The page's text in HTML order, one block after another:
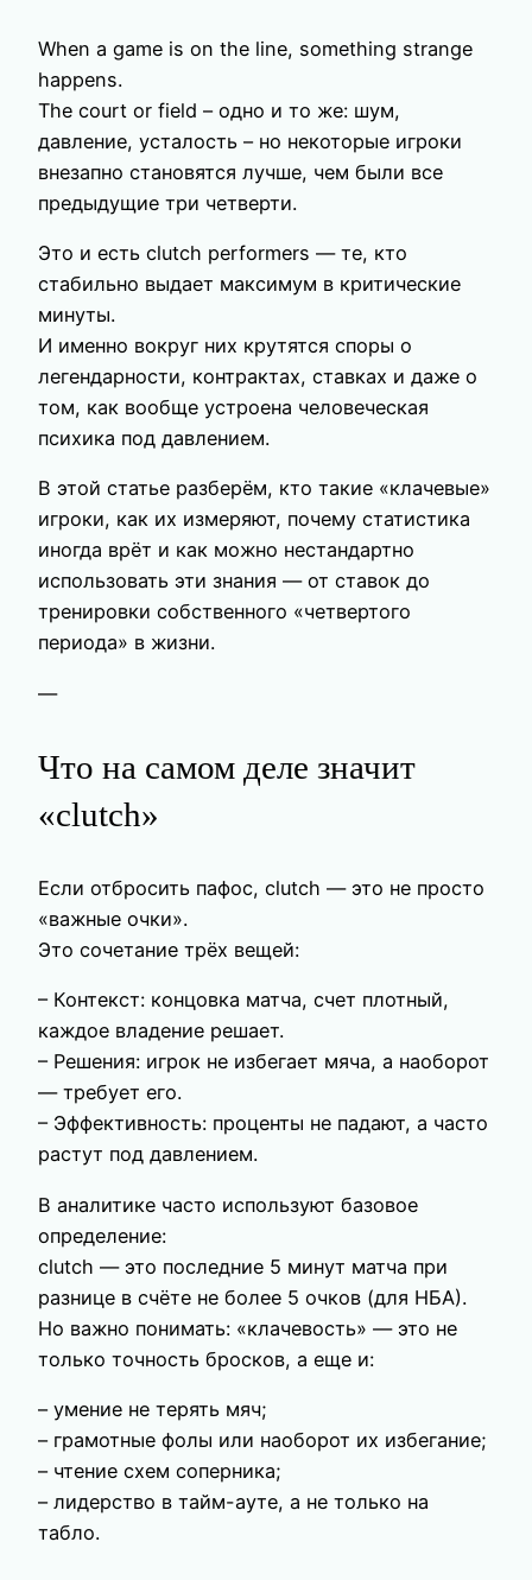
When a game is on the line, something strange
happens.
The court or field – одно и то же: шум,
давление, усталость – но некоторые игроки
внезапно становятся лучше, чем были все
предыдущие три четверти.
Это и есть clutch performers — те, кто
стабильно выдает максимум в критические
минуты.
И именно вокруг них крутятся споры о
легендарности, контрактах, ставках и даже о
том, как вообще устроена человеческая
психика под давлением.
В этой статье разберём, кто такие «клачевые»
игроки, как их измеряют, почему статистика
иногда врёт и как можно нестандартно
использовать эти знания — от ставок до
тренировки собственного «четвертого
периода» в жизни.
—
Что на самом деле значит
«clutch»
Если отбросить пафос, clutch — это не просто
«важные очки».
Это сочетание трёх вещей:
– Контекст: концовка матча, счет плотный,
каждое владение решает.
– Решения: игрок не избегает мяча, а наоборот
— требует его.
– Эффективность: проценты не падают, а часто
растут под давлением.
В аналитике часто используют базовое
определение:
clutch — это последние 5 минут матча при
разнице в счёте не более 5 очков (для НБА).
Но важно понимать: «клачевость» — это не
только точность бросков, а еще и:
– умение не терять мяч;
– грамотные фолы или наоборот их избегание;
– чтение схем соперника;
– лидерство в тайм-ауте, а не только на
табло.